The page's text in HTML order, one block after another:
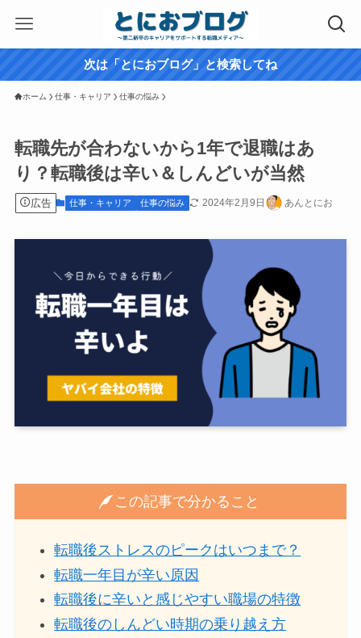
次は「とにおブログ」と検索してね
ホーム 仕事・キャリア 仕事の悩み
転職先が合わないから1年で退職はあ
り？転職後は辛い＆しんどいが当然
広告 仕事・キャリア 仕事の悩み 2024年2月9日 あんとにお
この記事で分かること
転職後ストレスのピークはいつまで？
転職一年目が辛い原因
転職後に辛いと感じやすい職場の特徴
転職後のしんどい時期の乗り越え方